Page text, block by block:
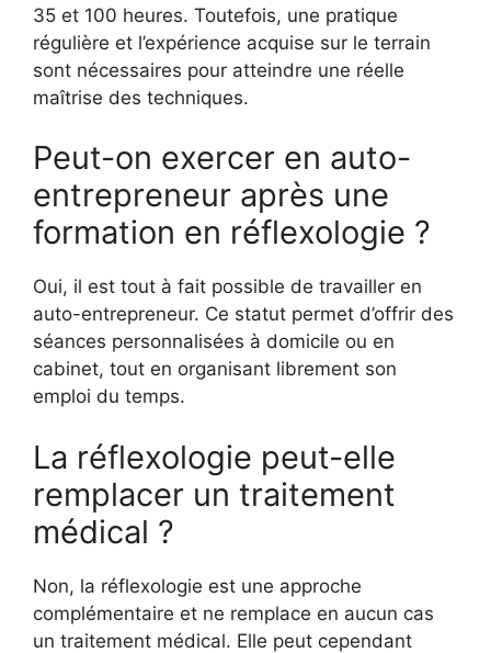
35 et 100 heures. Toutefois, une pratique
régulière et l’expérience acquise sur le terrain
sont nécessaires pour atteindre une réelle
maîtrise des techniques.
Peut-on exercer en auto-
entrepreneur après une
formation en réflexologie ?
Oui, il est tout à fait possible de travailler en
auto-entrepreneur. Ce statut permet d’offrir des
séances personnalisées à domicile ou en
cabinet, tout en organisant librement son
emploi du temps.
La réflexologie peut-elle
remplacer un traitement
médical ?
Non, la réflexologie est une approche
complémentaire et ne remplace en aucun cas
un traitement médical. Elle peut cependant